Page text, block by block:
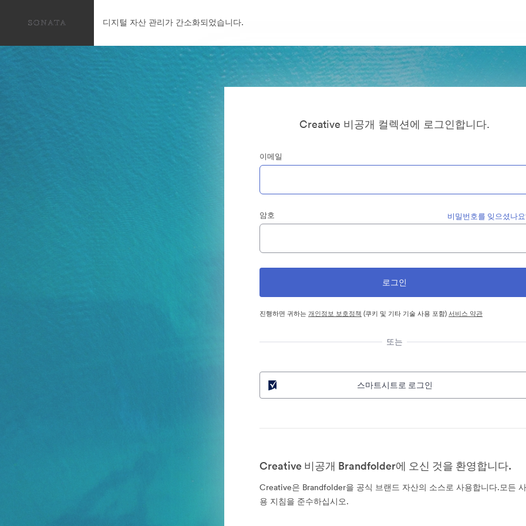
디지털 자산 관리가 간소화되었습니다.
Creative 비공개 컬렉션에 로그인합니다.
이메일
암호 비밀번호를 잊으셨나
진행하면 귀하는개인정보 보호정책 (쿠키 및 기타 기술 사용 포함)서비스 약관
또는
스마트시트로 로그인
Creative 비공개 Brandfolder에 오신 것을 환영합니다.
Creative은 Brandfolder을 공식 브랜드 자산의 소스로 사용합니다.모든 사
용 지침을 준수하십시오.